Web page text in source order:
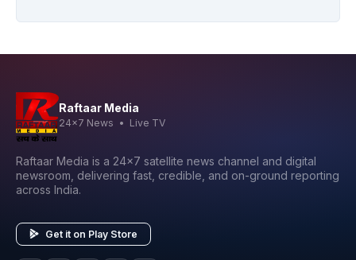
Raftaar Media
24x7 News • Live TV
Raftaar Media is a 24x7 satellite news channel and digital
newsroom, delivering fast, credible, and on-ground reporting
across India.
Get it on Play Store